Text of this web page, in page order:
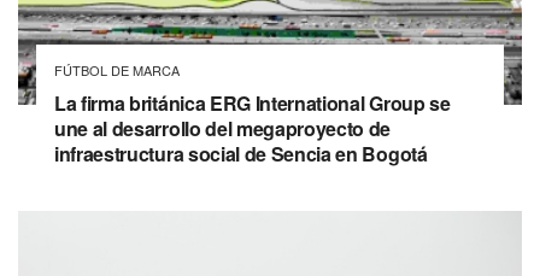
FÚTBOL DE MARCA
La firma británica ERG International Group se
une al desarrollo del megaproyecto de
infraestructura social de Sencia en Bogotá